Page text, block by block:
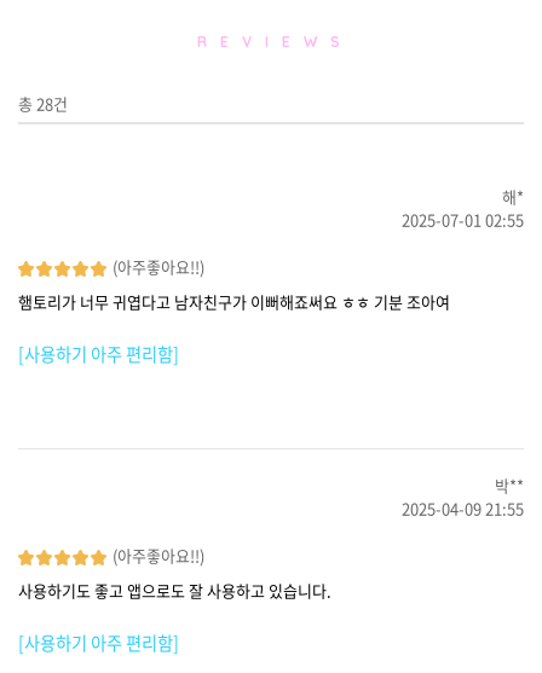
R E V I E W S
총28건
해*
2025-07-01 02:55
(아주좋아요!!)
햄토리가 너무 귀엽다고 남자친구가 이뻐해죠써요 ㅎㅎ 기분 조아여
[사용하기 아주 편리함]
박**
2025-04-09 21:55
(아주좋아요!!)
사용하기도 좋고 앱으로도 잘 사용하고 있습니다.
[사용하기 아주 편리함]